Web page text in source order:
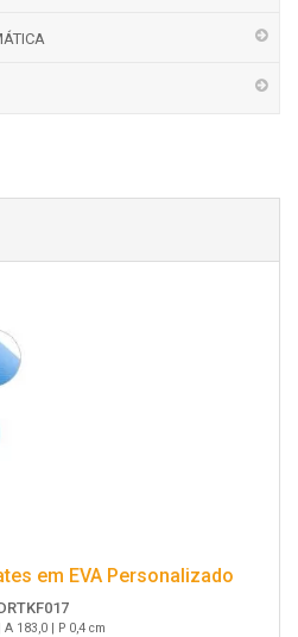
em EVA Personalizado
A 183,0 | P 0,4 cm